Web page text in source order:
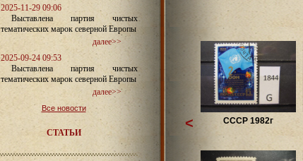
2025-11-29 09:06
Выставлена партия чистых
тематических марок северной Европы
далее>>
2025-09-24 09:53
Выставлена партия чистых
тематических марок северной Европы
далее>>
Все новости
СТАТЬИ
СССР 1982г
<